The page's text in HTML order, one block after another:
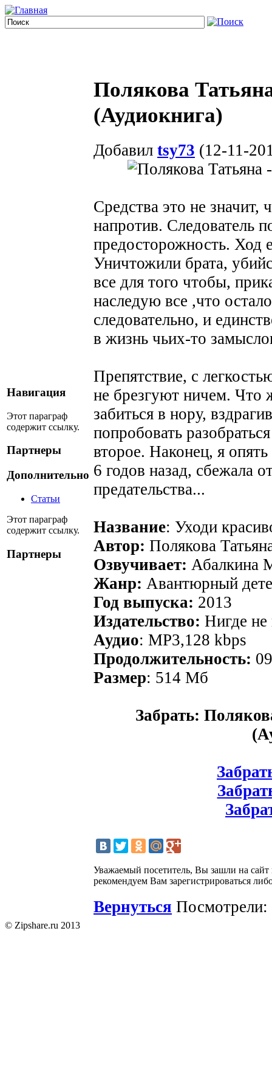
Навигация
Этот параграф
содержит ссылку.
Партнеры
Дополнительно
Статьи
Этот параграф
содержит ссылку.
Партнеры
Полякова
(Аудиокнига)
Добавил tsy73 (12-11-
Средства это не
напротив. Следователь
предосторожность. Ход
Уничтожили брата,
все для того чтобы,
наследую все ,что
следовательно, и
в жизнь чьих-то
Препятствие, с
не брезгуют ничем. Что
забиться в нору,
попробовать
второе. Наконец, я
6 годов назад, сбежала
предательства...
Название: Уходи
Автор: Полякова
Озвучивает: Абалкина
Жанр: Авантюрный
Год выпуска: 2013
Издательство: Нигде
Аудио: MP3,128 kbps
Продолжительность:
Размер: 514 Мб
Забрать:
Уважаемый посетитель, Вы зашли на
рекомендуем Вам зарегистрироваться
Вернуться Посмотрели:
© Zipshare.ru 2013